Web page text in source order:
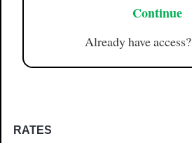
Continue
Already have access?
RATES